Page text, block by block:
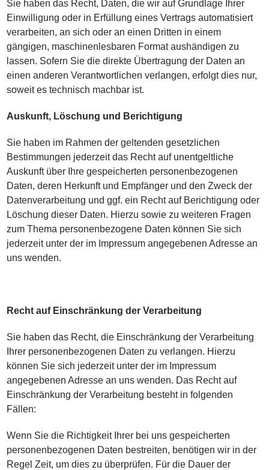
Sie haben das Recht, Daten, die wir auf Grundlage Ihrer
Einwilligung oder in Erfüllung eines Vertrags automatisiert
verarbeiten, an sich oder an einen Dritten in einem
gängigen, maschinenlesbaren Format aushändigen zu
lassen. Sofern Sie die direkte Übertragung der Daten an
einen anderen Verantwortlichen verlangen, erfolgt dies nur,
soweit es technisch machbar ist.
Auskunft, Löschung und Berichtigung
Sie haben im Rahmen der geltenden gesetzlichen
Bestimmungen jederzeit das Recht auf unentgeltliche
Auskunft über Ihre gespeicherten personenbezogenen
Daten, deren Herkunft und Empfänger und den Zweck der
Datenverarbeitung und ggf. ein Recht auf Berichtigung oder
Löschung dieser Daten. Hierzu sowie zu weiteren Fragen
zum Thema personenbezogene Daten können Sie sich
jederzeit unter der im Impressum angegebenen Adresse an
uns wenden.
Recht auf Einschränkung der Verarbeitung
Sie haben das Recht, die Einschränkung der Verarbeitung
Ihrer personenbezogenen Daten zu verlangen. Hierzu
können Sie sich jederzeit unter der im Impressum
angegebenen Adresse an uns wenden. Das Recht auf
Einschränkung der Verarbeitung besteht in folgenden
Fällen:
Wenn Sie die Richtigkeit Ihrer bei uns gespeicherten
personenbezogenen Daten bestreiten, benötigen wir in der
Regel Zeit, um dies zu überprüfen. Für die Dauer der